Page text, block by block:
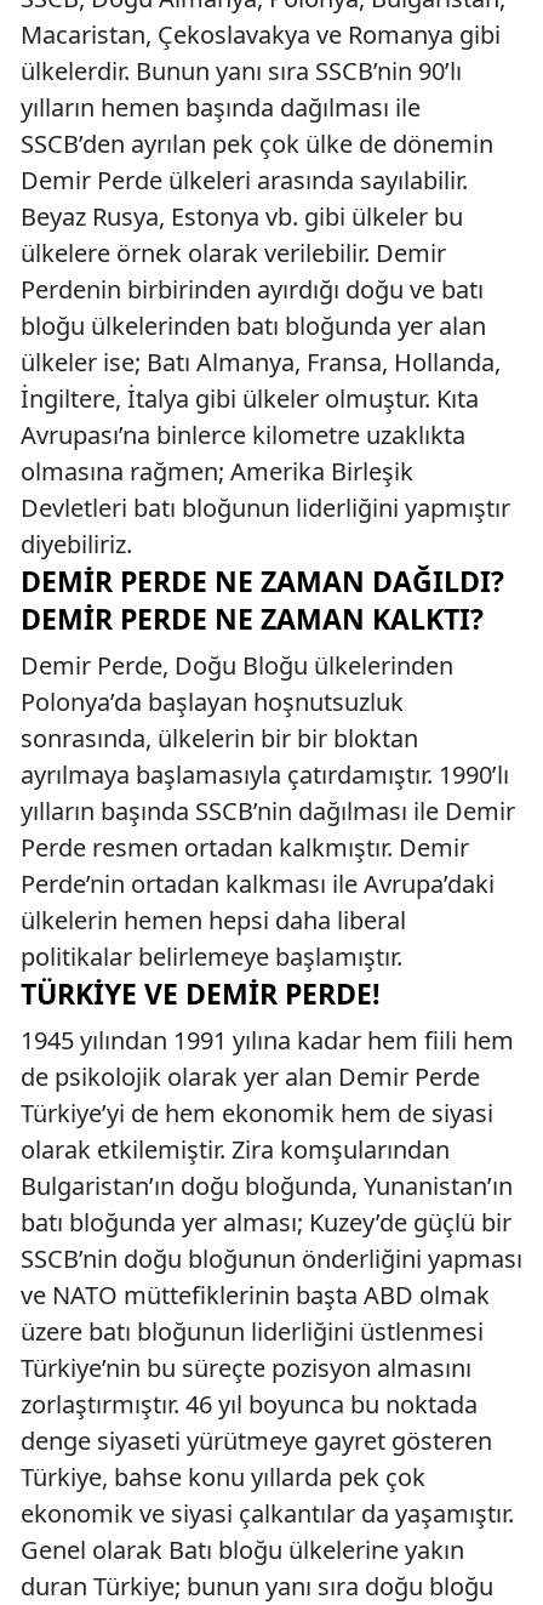
Macaristan, Çekoslavakya ve Romanya gibi
ülkelerdir. Bunun yanı sıra SSCB’nin 90’lı
yılların hemen başında dağılması ile
SSCB’den ayrılan pek çok ülke de dönemin
Demir Perde ülkeleri arasında sayılabilir.
Beyaz Rusya, Estonya vb. gibi ülkeler bu
ülkelere örnek olarak verilebilir. Demir
Perdenin birbirinden ayırdığı doğu ve batı
bloğu ülkelerinden batı bloğunda yer alan
ülkeler ise; Batı Almanya, Fransa, Hollanda,
İngiltere, İtalya gibi ülkeler olmuştur. Kıta
Avrupası’na binlerce kilometre uzaklıkta
olmasına rağmen; Amerika Birleşik
Devletleri batı bloğunun liderliğini yapmıştır
diyebiliriz.
DEMIR PERDE NE ZAMAN DAĞILDI?
DEMIR PERDE NE ZAMAN KALKTI?
Demir Perde, Doğu Bloğu ülkelerinden
Polonya’da başlayan hoşnutsuzluk
sonrasında, ülkelerin bir bir bloktan
ayrılmaya başlamasıyla çatırdamıştır. 1990’lı
yılların başında SSCB’nin dağılması ile Demir
Perde resmen ortadan kalkmıştır. Demir
Perde’nin ortadan kalkması ile Avrupa’daki
ülkelerin hemen hepsi daha liberal
politikalar belirlemeye başlamıştır.
TÜRKIYE VE DEMIR PERDE!
1945 yılından 1991 yılına kadar hem fiili hem
de psikolojik olarak yer alan Demir Perde
Türkiye’yi de hem ekonomik hem de siyasi
olarak etkilemiştir. Zira komşularından
Bulgaristan’ın doğu bloğunda, Yunanistan’ın
batı bloğunda yer alması; Kuzey’de güçlü bir
SSCB’nin doğu bloğunun önderliğini yapması
ve NATO müttefiklerinin başta ABD olmak
üzere batı bloğunun liderliğini üstlenmesi
Türkiye’nin bu süreçte pozisyon almasını
zorlaştırmıştır. 46 yıl boyunca bu noktada
denge siyaseti yürütmeye gayret gösteren
Türkiye, bahse konu yıllarda pek çok
ekonomik ve siyasi çalkantılar da yaşamıştır.
Genel olarak Batı bloğu ülkelerine yakın
duran Türkiye; bunun yanı sıra doğu bloğu